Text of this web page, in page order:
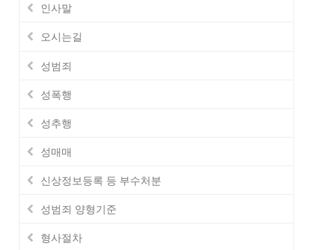
인사말
오시는길
성범죄
성폭행
성추행
성매매
신상정보등록 등 부수처분
성범죄 양형기준
형사절차